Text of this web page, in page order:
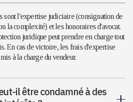
sont l'expertise judiciaire (consignation de
la complexité) et les honoraires d'avocat.
juridique peut prendre en charge tout
En cas de victoire, les frais d'expertise
à la charge du vendeur.
il être condamné à des